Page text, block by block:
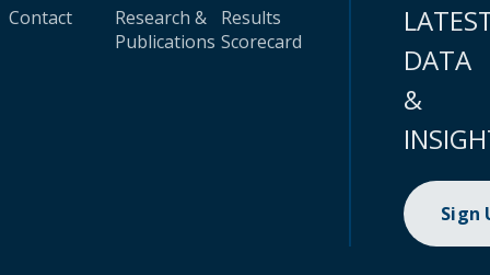
Contact
Research &
Publications
Results
Scorecard
DATA
&
Sign